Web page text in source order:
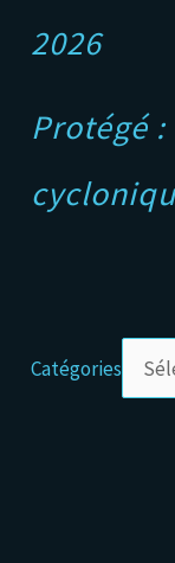
2026
Protégé
Catégories